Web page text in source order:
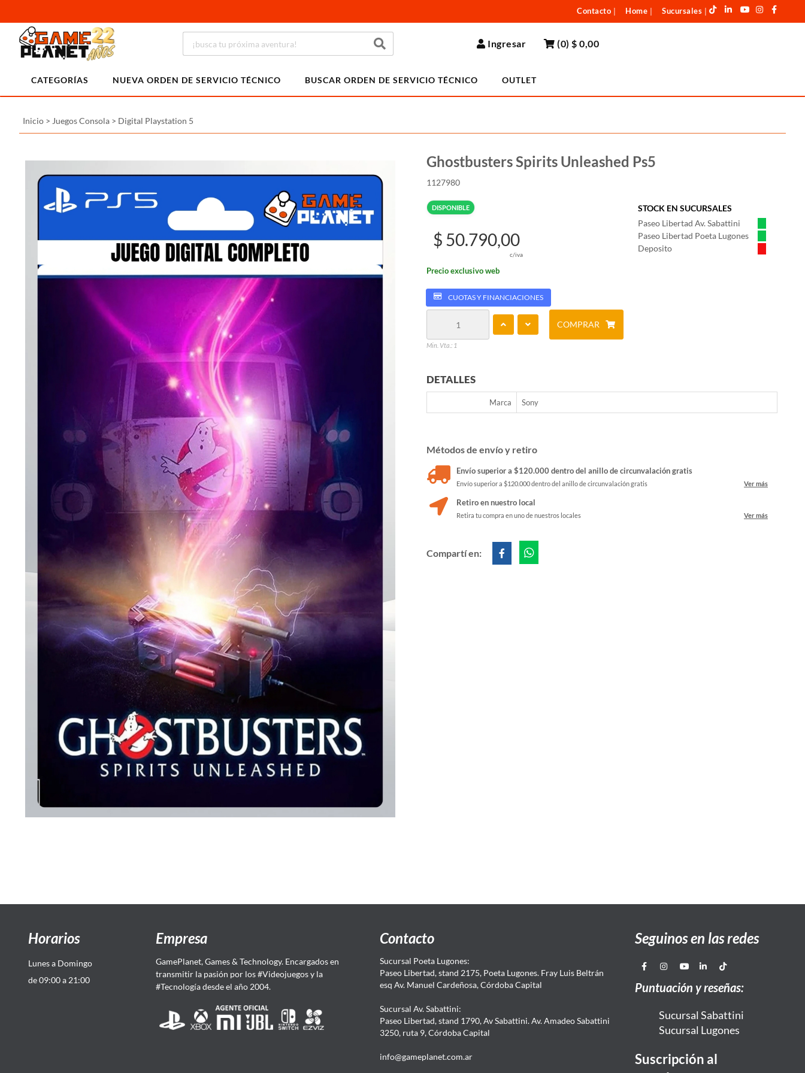
Contacto Home Sucursales
Ingresar (0)$ 0,00
CATEGORÍAS NUEVA ORDEN DE SERVICIO TÉCNICO BUSCAR ORDEN DE SERVICIO TÉCNICO OUTLET
Inicio > Juegos Consola > Digital Playstation 5
Ghostbusters Spirits Unleashed Ps5
1127980
DISPONIBLE
STOCK EN SUCURSALES
Paseo Libertad Av. Sabattini
Paseo Libertad Poeta Lugones
Deposito
$ 50.790,00
c/iva
Precio exclusivo web
CUOTAS Y FINANCIACIONES
Min. Vta.: 1
COMPRAR
DETALLES
Marca Sony
Métodos de envío y retiro
Envío superior a $120.000 dentro del anillo de circunvalación gratis
Envío superior a $120.000 dentro del anillo de circunvalación gratis Ver más
Retiro en nuestro local
Retira tu compra en uno de nuestros locales Ver más
Compartí en:
Horarios
Lunes a Domingo
de 09:00 a 21:00
Empresa
GamePlanet, Games & Technology. Encargados en
transmitir la pasión por los #Videojuegos y la
#Tecnología desde el año 2004.
Contacto
Sucursal Poeta Lugones:
Paseo Libertad, stand 2175, Poeta Lugones. Fray Luis Beltrán
esq Av. Manuel Cardeñosa, Córdoba Capital
Sucursal Av. Sabattini:
Paseo Libertad, stand 1790, Av Sabattini. Av. Amadeo Sabattini
3250, ruta 9, Córdoba Capital
info@gameplanet.com.ar
Seguinos en las redes
Puntuación y reseñas:
Sucursal Sabattini
Sucursal Lugones
Suscripción al